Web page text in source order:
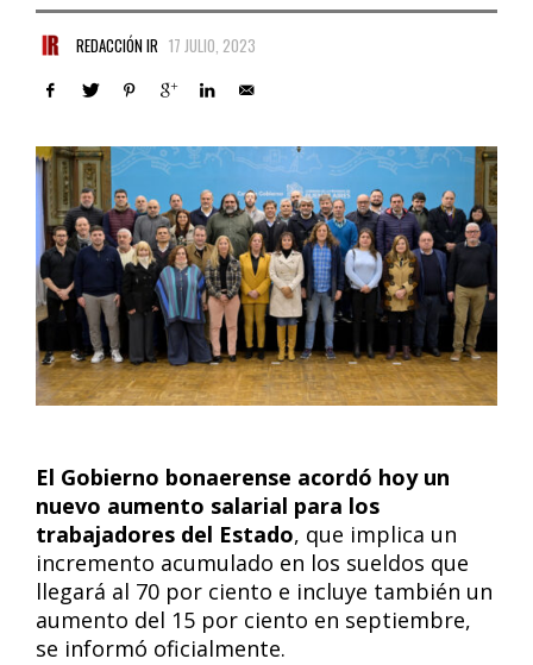
REDACCIÓN IR 17 JULIO, 2023
El Gobierno bonaerense acordó hoy un
nuevo aumento salarial para los
trabajadores del Estado, que implica un
incremento acumulado en los sueldos que
llegará al 70 por ciento e incluye también un
aumento del 15 por ciento en septiembre,
se informó oficialmente.